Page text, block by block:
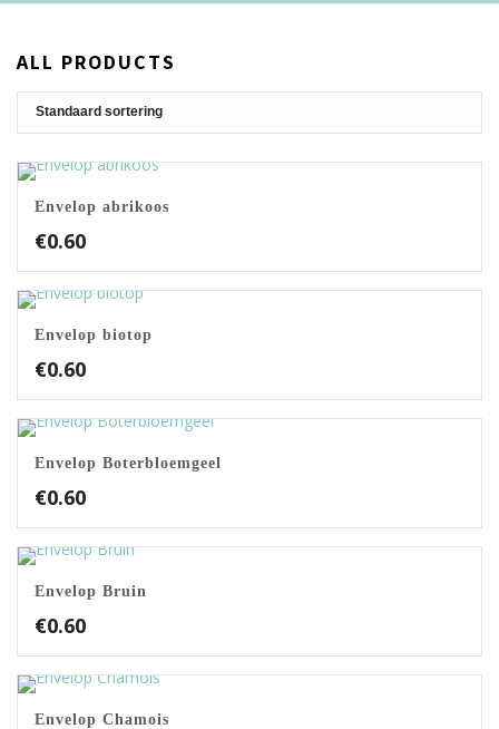
ALL PRODUCTS
Envelop abrikoos
€0.60
Envelop biotop
€0.60
Envelop Boterbloemgeel
€0.60
Envelop Bruin
€0.60
Envelop Chamois